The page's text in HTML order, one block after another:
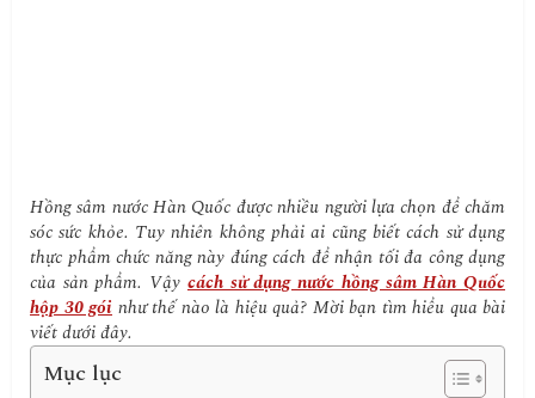
Hồng sâm nước Hàn Quốc được nhiều người lựa chọn để chăm
sóc sức khỏe. Tuy nhiên không phải ai cũng biết cách sử dụng
thực phẩm chức năng này đúng cách để nhận tối đa công dụng
của sản phẩm. Vậy cách sử dụng nước hồng sâm Hàn Quốc
hộp 30 gói như thế nào là hiệu quả? Mời bạn tìm hiểu qua bài
viết dưới đây.
Mục lục